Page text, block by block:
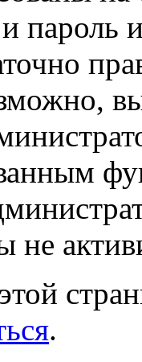
и пароль
не
.